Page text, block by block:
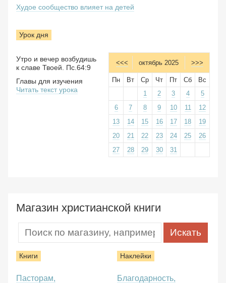
Худое сообщество влияет на детей
Урок дня
<<< октябрь 2025 >>>
Пн Вт Ср Чт Пт Сб
Вс
1
2 3 4
5
6
7 8 9 10 11
12
13
14 15 16 17 18
19
20
21 22 23 24 25
26
27
28 29 30 31
Утро и вечер возбудишь
к славе Твоей. Пс.64:9
Главы для изучения
Читать текст урока
Магазин христианской книги
Книги
Пасторам,
Наклейки
Благодарность,